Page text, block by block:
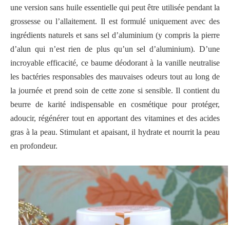
une version sans huile essentielle qui peut être utilisée pendant la
grossesse ou l’allaitement. Il est formulé uniquement avec des
ingrédients naturels et sans sel d’aluminium (y compris la pierre
d’alun qui n’est rien de plus qu’un sel d’aluminium). D’une
incroyable efficacité, ce baume déodorant à la vanille neutralise
les bactéries responsables des mauvaises odeurs tout au long de
la journée et prend soin de cette zone si sensible. Il contient du
beurre de karité indispensable en cosmétique pour protéger,
adoucir, régénérer tout en apportant des vitamines et des acides
gras à la peau. Stimulant et apaisant, il hydrate et nourrit la peau
en profondeur.